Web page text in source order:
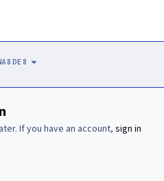
8 DE 8
If you have an account, sign in